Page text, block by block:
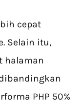
cepat
Selain itu,
halaman
PHP 50%